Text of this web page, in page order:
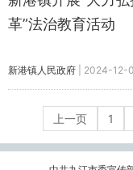
革”法治教育活动
新港镇人民政府 2024-12-
上一页 1